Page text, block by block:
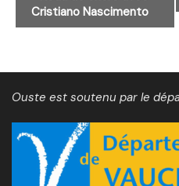
i
g
a
t
Cristiano Nascimento
Ouste est soutenu par le